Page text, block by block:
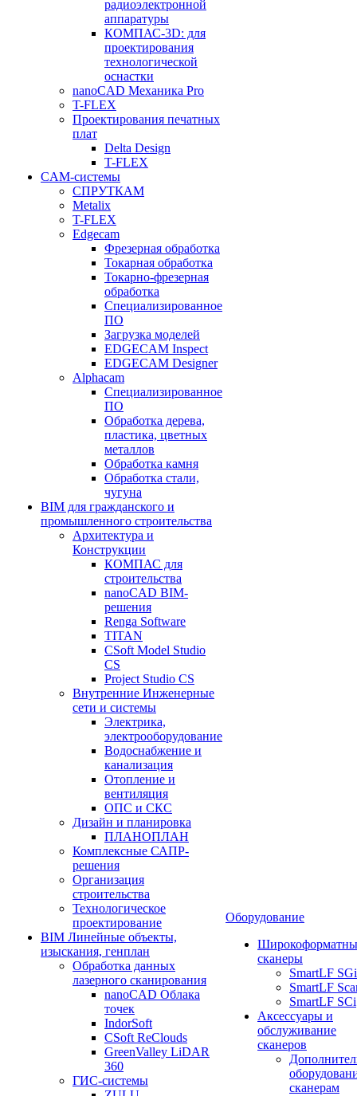
радиоэлектронной
аппаратуры
КОМПАС-3D: для
проектирования
технологической
оснастки
nanoCAD Механика Pro
T-FLEX
Проектирования печатных
плат
Delta Design
T-FLEX
CAM-системы
СПРУТКAM
Metalix
T-FLEX
Edgecam
Фрезерная обработка
Токарная обработка
Токарно-фрезерная
обработка
Специализированное
ПО
Загрузка моделей
EDGECAM Inspect
EDGECAM Designer
Alphacam
Специализированное
ПО
Обработка дерева,
пластика, цветных
металлов
Обработка камня
Обработка стали,
чугуна
BIM для гражданского и
промышленного строительства
Архитектура и
Конструкции
КОМПАС для
строительства
nanoCAD BIM-
решения
Renga Software
TITAN
CSoft Model Studio
CS
Project Studio CS
Внутренние Инженерные
сети и системы
Электрика,
электрооборудование
Водоснабжение и
канализация
Отопление и
вентиляция
ОПС и СКС
Дизайн и планировка
ПЛАНОПЛАН
Комплексные САПР-
решения
Организация
строительства
Технологическое
проектирование
BIM Линейные объекты,
изыскания, генплан
Обработка данных
лазерного сканирования
nanoCAD Облака
точек
IndorSoft
CSoft ReClouds
GreenValley LiDAR
360
ГИС-системы
Оборудование
сканеры
SmartLF SGi
SmartLF
SmartLF SCi
Аксессуары и
обслуживание
сканеров
сканерам